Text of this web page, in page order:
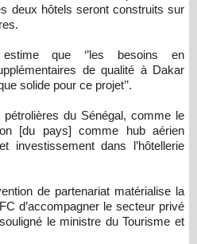
deux hôtels seront construits sur
que ‘’les besoins en
de qualité à Dakar
solide pour ce projet’’.
du Sénégal, comme le
[du pays] comme hub aérien
investissement dans l’hôtellerie
de partenariat matérialise la
d’accompagner le secteur privé
le ministre du Tourisme et